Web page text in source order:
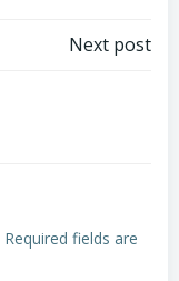
Next post
Required fields are